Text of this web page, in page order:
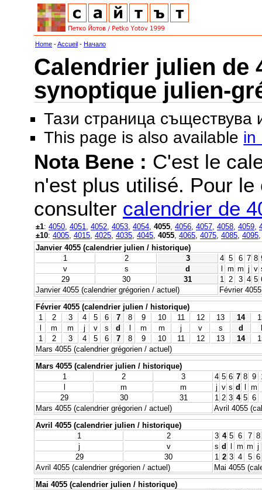
Home -Accueil - Начало
Calendrier julien de
synoptique julien-
Тази страница съществува
This page is also available in
Nota Bene : C'est le
n'est plus utilisé. Pour
consulter calendrier de
±1: 4050 4051 4052 4053 4054 4055 4056 4057 4058 4059
±10: 4005 4015 4025 4035 4045 4055 4065 4075 4085 4095
Janvier 4055 (calendrier julien / historique)
1
2 3 4 5 6 7 8
v
s d l m m j v
29
30 31 1 2 3 4 5
Janvier 4055 (calendrier grégorien / actuel)
Février
Février 4055 (calendrier julien / historique)
1
2 3 4 5 6 7 8 9 10 11 12 13 14
m m j v s d m m j v s d
1
2 3 4 5 6 7 8 9 10 11 12 13 14
Mars 4055 (calendrier grégorien / actuel)
Mars 4055 (calendrier julien / historique)
1
2 3 4 5 6 7 8 9
m m j v s d m
29
30 31 1 2 3 4 5 6
Mars 4055 (calendrier grégorien / actuel)
Avril 4055
Avril 4055 (calendrier julien / historique)
1
2 3 4 5 6 7 8
j
v s d m m j
29
30 1 2 3 4 5 6
Avril 4055 (calendrier grégorien / actuel)
Mai 4055
Mai 4055 (calendrier julien / historique)